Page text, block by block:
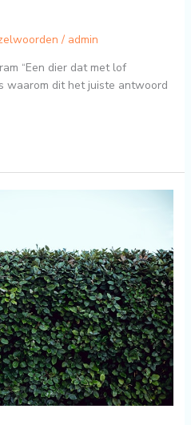
/ admin
“Een dier dat met lof
waarom dit het juiste antwoord